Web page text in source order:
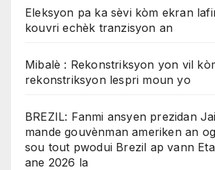
Eleksyon pa ka sèvi kòm ekran
kouvri echèk tranzisyon an
Mibalè : Rekonstriksyon yon vil
rekonstriksyon lespri moun yo
BREZIL: Fanmi ansyen prezidan
mande gouvènman ameriken an
sou tout pwodui Brezil ap vann
ane 2026 la